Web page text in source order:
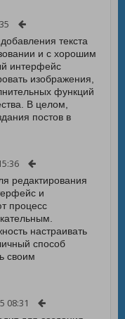
текста
и с хорошим
интерфейс
изображения,
функций
В целом,
постов в
редактирования
и
процесс
настраивать
способ
своим
08:31